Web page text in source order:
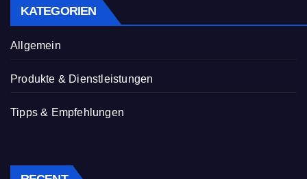
KATEGORIEN
Allgemein
Produkte & Dienstleistungen
Tipps & Empfehlungen